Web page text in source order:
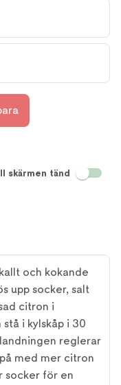
skärmen tänd
och kokande
upp socker, salt
citron i
i kylskåp i 30
reglerar
med mer citron
socker för en